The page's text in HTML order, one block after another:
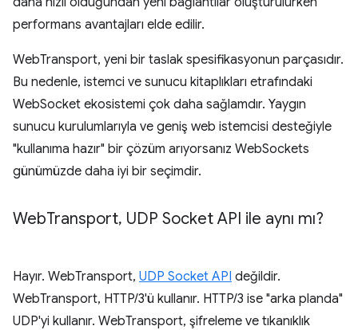
performans avantajları elde edilir.
WebTransport, yeni bir taslak spesifikasyonun parçasıdır.
Bu nedenle, istemci ve sunucu kitaplıkları etrafındaki
WebSocket ekosistemi çok daha sağlamdır. Yaygın
sunucu kurulumlarıyla ve geniş web istemcisi desteğiyle
"kullanıma hazır" bir çözüm arıyorsanız WebSockets
günümüzde daha iyi bir seçimdir.
WebTransport, UDP Socket API ile aynı mı?
Hayır. WebTransport, UDP Socket API değildir.
WebTransport, HTTP/3'ü kullanır. HTTP/3 ise "arka planda"
UDP'yi kullanır. WebTransport, şifreleme ve tıkanıklık